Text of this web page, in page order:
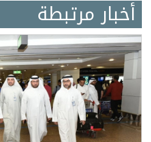
أخبار مرتبطة